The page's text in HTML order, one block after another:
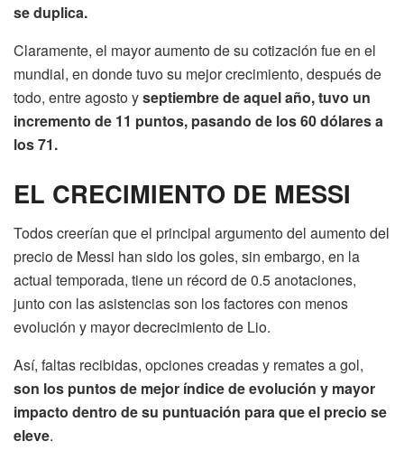
se duplica.
Claramente, el mayor aumento de su cotización fue en el
mundial, en donde tuvo su mejor crecimiento, después de
todo, entre agosto yseptiembre de aquel año, tuvo un
incremento de 11 puntos, pasando de los 60 dólares a
los 71.
EL CRECIMIENTO DE MESSI
Todos creerían que el principal argumento del aumento del
precio de Messi han sido los goles, sin embargo, en la
actual temporada, tiene un récord de 0.5 anotaciones,
junto con las asistencias son los factores con menos
evolución y mayor decrecimiento de Lio.
Así, faltas recibidas, opciones creadas y remates a gol,
son los puntos de mejor índice de evolución y mayor
impacto dentro de su puntuación para que el precio se
eleve.